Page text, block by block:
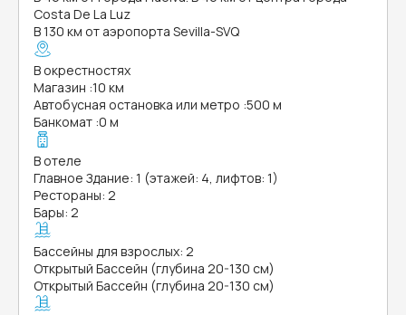
Costa De La Luz
В 130 км от аэропорта Sevilla-SVQ
В окрестностях
Магазин :10 км
Автобусная остановка или метро :500 м
Банкомат :0 м
В отеле
Главное Здание: 1 (этажей: 4, лифтов: 1)
Рестораны: 2
Бары: 2
Бассейны для взрослых: 2
Открытый Бассейн (глубина 20-130 см)
Открытый Бассейн (глубина 20-130 см)